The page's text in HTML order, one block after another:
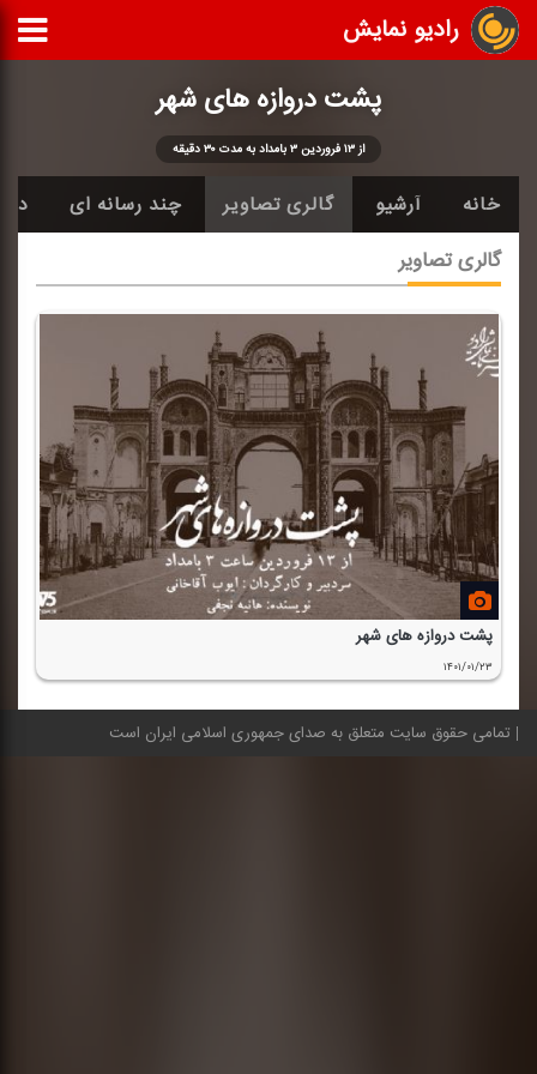
رادیو نمایش
پشت دروازه های شهر
از ۱۳ فروردین ۳ بامداد به مدت ۳۰ دقیقه
خانه آرشیو گالری تصاویر چند رسانه ای
گالری تصاویر
پشت دروازه های شهر
۱۴۰۱/۰۱/۲۳
تمامی حقوق سایت متعلق به صدای جمهوری اسلامی ایران است